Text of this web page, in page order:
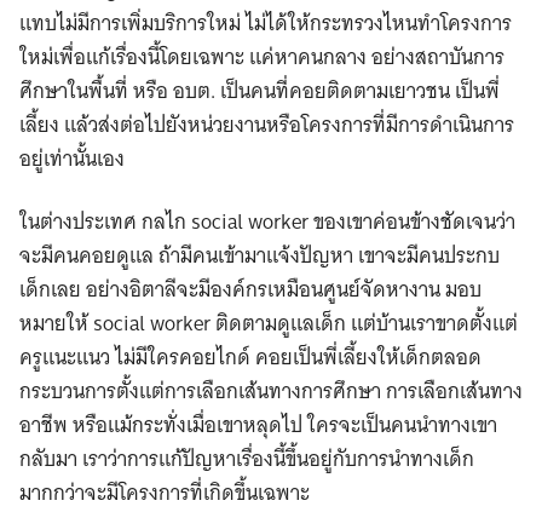
แทบไม่มีการเพิ่มบริการใหม่ ไม่ได้ให้กระทรวงไหนทําโครงการ
ใหม่เพื่อแก้เรื่องนี้โดยเฉพาะ แค่หาคนกลาง อย่างสถาบันการ
ศึกษาในพื้นที่ หรือ อบต. เป็นคนที่คอยติดตามเยาวชน เป็นพี่
เลี้ยง แล้วส่งต่อไปยังหน่วยงานหรือโครงการที่มีการดำเนินการ
อยู่เท่านั้นเอง
ในต่างประเทศ กลไก social worker ของเขาค่อนข้างชัดเจนว่า
จะมีคนคอยดูแล ถ้ามีคนเข้ามาแจ้งปัญหา เขาจะมีคนประกบ
เด็กเลย อย่างอิตาลีจะมีองค์กรเหมือนศูนย์จัดหางาน มอบ
หมายให้ social worker ติดตามดูแลเด็ก แต่บ้านเราขาดตั้งแต่
ครูแนะแนว ไม่มีใครคอยไกด์ คอยเป็นพี่เลี้ยงให้เด็กตลอด
กระบวนการตั้งแต่การเลือกเส้นทางการศึกษา การเลือกเส้นทาง
อาชีพ หรือแม้กระทั่งเมื่อเขาหลุดไป ใครจะเป็นคนนําทางเขา
กลับมา เราว่าการแก้ปัญหาเรื่องนี้ขึ้นอยู่กับการนำทางเด็ก
มากกว่าจะมีโครงการที่เกิดขึ้นเฉพาะ